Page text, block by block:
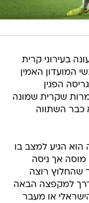
בעירוני קרית
המועדון האמין
הפגין
שקרית שמונה
הוא כבר השתווה
הגיע למצב בו
מוסה אך ניסה
שהחלוץ רוצה
למקפצה הבאה
או מעבר